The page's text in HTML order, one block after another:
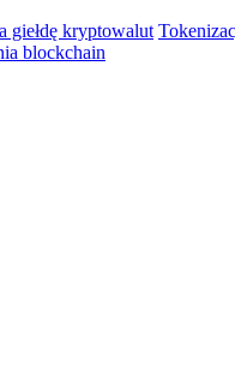
giełdę kryptowalut
blockchain